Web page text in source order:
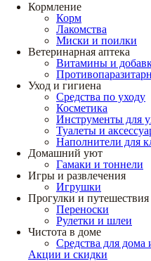
Кормление
Корм
Лакомства
Миски и поилки
Ветеринарная аптека
Витамины и
Уход и гигиена
Средства по уходу
Косметика
Инструменты для
Туалеты и
Наполнители для
Домашний уют
Гамаки и тоннели
Игры и развлечения
Игрушки
Прогулки и путешествия
Переноски
Рулетки и шлеи
Чистота в доме
Средства для дома
Акции и скидки